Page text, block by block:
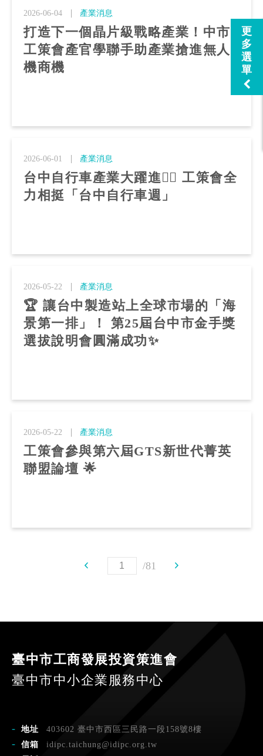
更
多
選
單
2026-06-04 產業消息
打造下一個晶片級戰略產業！中市
工策會產官學聯手助產業搶進無人
機商機
2026-06-01 產業消息
台中自行車產業大躍進🚴‍♂️ 工策會全
力相挺「台中自行車週」
2026-05-22 產業消息
🏆 讓台中製造站上全球市場的「海
景第一排」！ 第25屆台中市金手獎
選拔說明會圓滿成功✨
2026-05-22 產業消息
工策會參與第六屆GTS新世代菁英
聯盟論壇 🌟
81
臺中市工商發展投資策進會
臺中市中小企業服務中心
地址
403602 臺中市西區三民路一段158號8樓
信箱
idipc.taichung@idipc.org.tw